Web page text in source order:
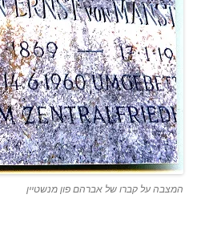
המצבה על קברו של אברהם פון מנשטיין